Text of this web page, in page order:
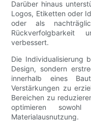
Darüber hinaus
Logos, Etiketten oder
oder als
Rückverfolgbarkeit
verbessert.
Die Individualisierung
Design, sondern
innerhalb eines
Verstärkungen zu
Bereichen zu
optimieren
Materialausnutzung.